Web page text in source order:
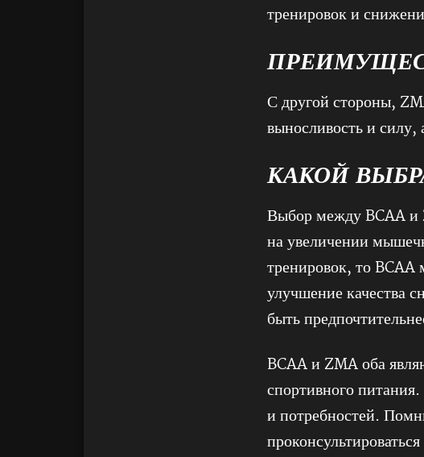
тренировок и
С другой стороны,
выносливость и силу,
КАКОЙ
Выбор между BCAA и
на увеличении
тренировок, то
улучшение качества
быть
BCAA и ZMA оба
спортивного
и потребностей.